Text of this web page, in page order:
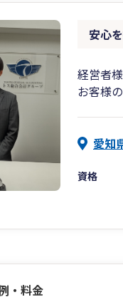
安心
経営者
お客様
愛知
資格
・料金